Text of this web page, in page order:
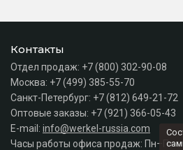
Контакты
Отдел продаж: +7 (800) 302-90-08
Москва: +7 (499) 385-55-70
Санкт-Петербург: +7 (812) 649-21-72
Оптовые заказы: +7 (921) 366-05-43
E-mail: info@werkel-russia.com
Часы работы офиса продаж: Пн–Пт с